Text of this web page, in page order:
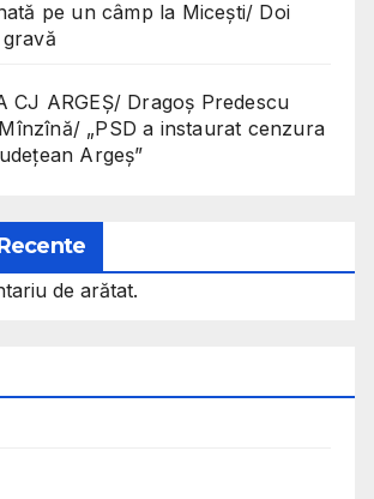
pe un câmp la Micești/ Doi
CJ ARGEȘ/ Dragoș Predescu
„PSD a instaurat cenzura
Argeș”
de arătat.